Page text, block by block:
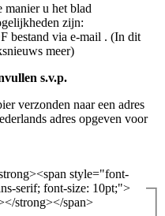
u het blad
zijn:
bestand via e-mail . (In dit
meer)
s.v.p.
verzonden naar een adres
adres opgeven voor
style="font-
serif; font-size: 10pt;">
strong></span>